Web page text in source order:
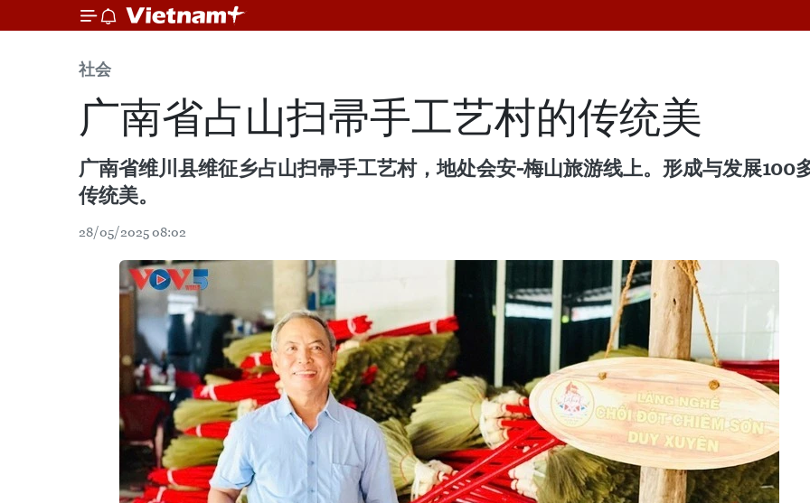
社会
广南省占山扫帚手工艺村的传统美
广南省维川县维征乡占山扫帚手工艺村，地处会安-梅山旅游线上。形成与发展100
传统美。
28/05/2025 08:02